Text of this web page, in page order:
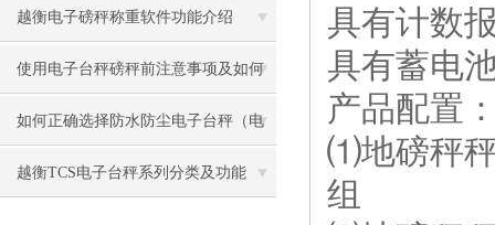
越衡电子磅秤称重软件功能介绍
使用电子台秤磅秤前注意事项及如何
保养
如何正确选择防水防尘电子台秤（电
子磅秤）
越衡TCS电子台秤系列分类及功能
具有计数
具有蓄电
产品配置
⑴地磅秤
组